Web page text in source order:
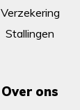
Verzekering
Stallingen
Over ons